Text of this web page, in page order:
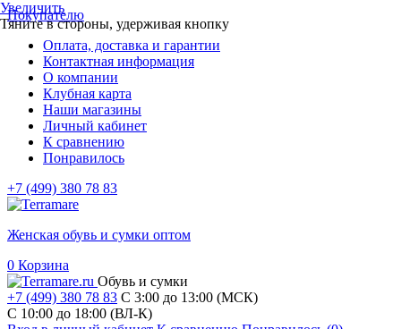
Покупателю
Оплата, доставка и гарантии
Контактная информация
О компании
Клубная карта
Наши магазины
Личный кабинет
К сравнению
Понравилось
+7 (499) 380 78 83
Женская обувь и сумки оптом
0 Корзина
Обувь и сумки
+7 (499) 380 78 83 С 3:00 до 13:00 (МСК)
C 10:00 до 18:00 (ВЛ-К)
Увеличить
Тяните в стороны, удерживая кнопку